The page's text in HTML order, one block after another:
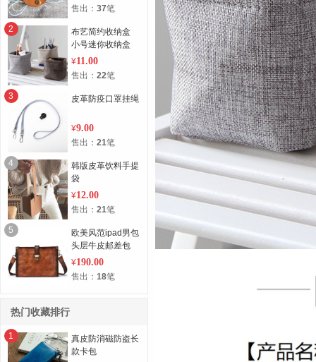
售出： 37笔
2
布艺简约收纳盒
小号迷你收纳盒
¥11.00
售出： 22笔
3 皮革防疫口罩挂绳
¥9.00
售出： 21笔
4
韩版皮革饮料手提
袋
¥12.00
售出： 21笔
5
欧美风范ipad男包
头层牛皮邮差包
¥190.00
售出： 18笔
热门收藏排行
1
真皮防消磁防盗长
款卡包